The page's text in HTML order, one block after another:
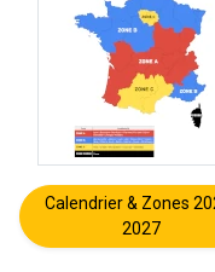
Calendrier & Zones
2027